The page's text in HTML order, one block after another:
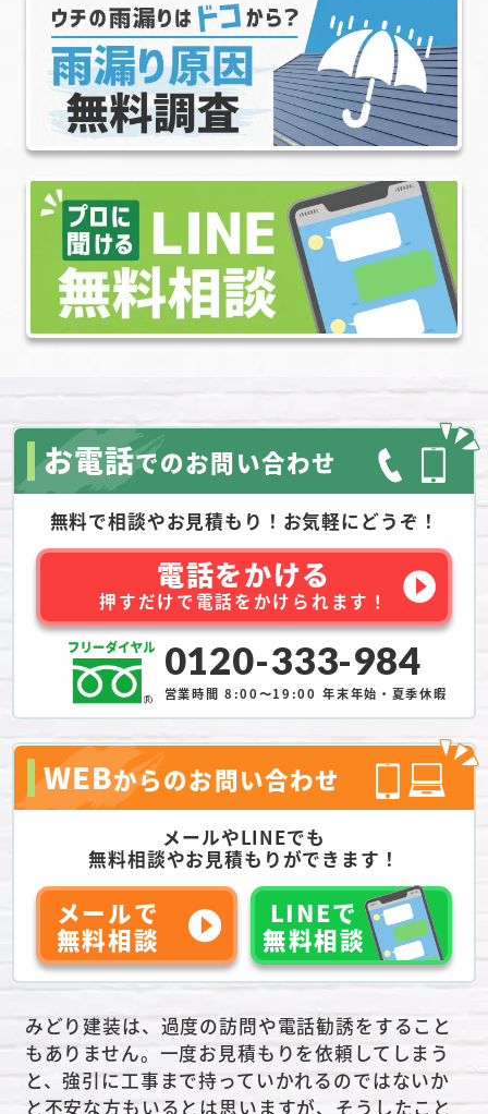
お電話でのお問い合わせ
無料で相談やお見積もり！お気軽にどうぞ！
電話をかける
押すだけで電話をかけられます！
0120-333-984
営業時間 8:00〜19:00 年末年始・夏季休暇
WEBからのお問い合わせ
メールやLINEでも
無料相談やお見積もりができます！
メールで
無料相談
LINEで
無料相談
みどり建装は、過度の訪問や電話勧誘をすること
もありません。一度お見積もりを依頼してしまう
と、強引に工事まで持っていかれるのではないか
と不安な方もいるとは思いますが、そうしたこと